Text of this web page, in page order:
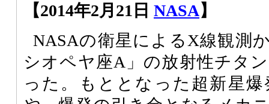
【2014年2月21日 NASA】
NASAの衛星によるX線観測
シオペヤ座A」の放射性チタ
った。もととなった超新星